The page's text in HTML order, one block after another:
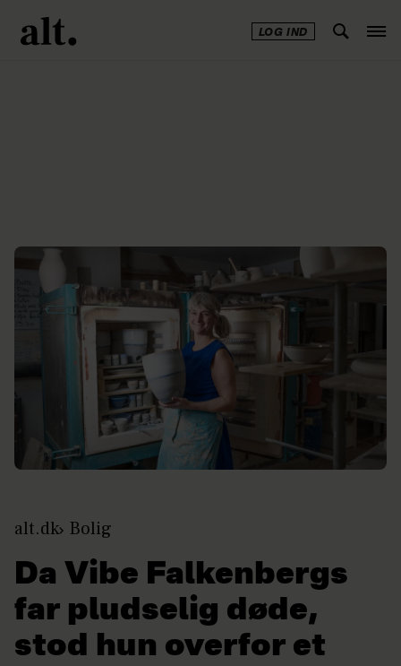
LOG IND
alt.dk Bolig
Da Vibe Falkenbergs
far pludselig døde,
stod hun overfor et